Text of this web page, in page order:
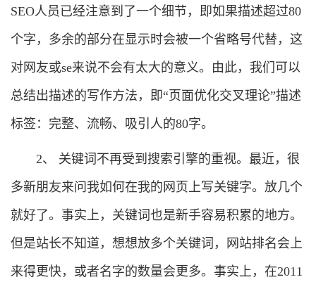
SEO人员已经注意到了一个细节，即如果描述超过80
个字，多余的部分在显示时会被一个省略号代替，这
对网友或se来说不会有太大的意义。由此，我们可以
总结出描述的写作方法，即“页面优化交叉理论”描述
标签：完整、流畅、吸引人的80字。
2、 关键词不再受到搜索引擎的重视。最近，很
多新朋友来问我如何在我的网页上写关键字。放几个
就好了。事实上，关键词也是新手容易积累的地方。
但是站长不知道，想想放多个关键词，网站排名会上
来得更快，或者名字的数量会更多。事实上，在2011